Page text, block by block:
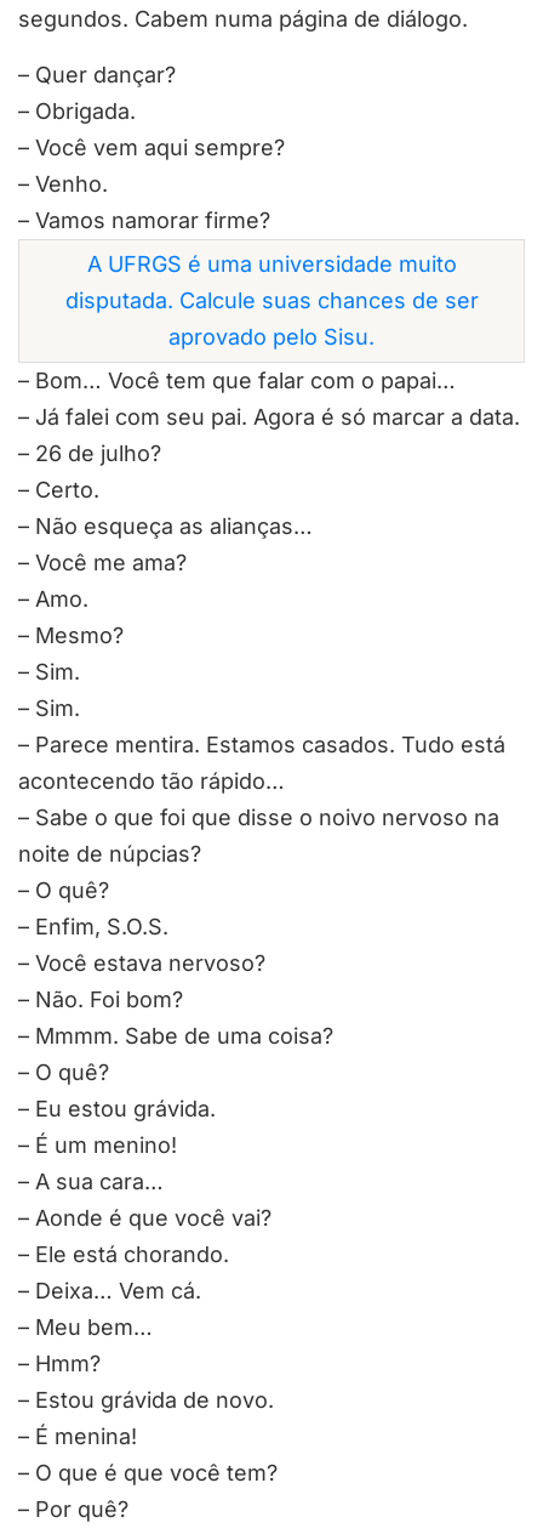
segundos. Cabem numa página de diálogo.
– Quer dançar?
– Obrigada.
– Você vem aqui sempre?
– Venho.
– Vamos namorar firme?
A UFRGS é uma universidade muito
disputada. Calcule suas chances de ser
aprovado pelo Sisu.
– Bom… Você tem que falar com o papai…
– Já falei com seu pai. Agora é só marcar a data.
– 26 de julho?
– Certo.
– Não esqueça as alianças…
– Você me ama?
– Amo.
– Mesmo?
– Sim.
– Sim.
– Parece mentira. Estamos casados. Tudo está
acontecendo tão rápido…
– Sabe o que foi que disse o noivo nervoso na
noite de núpcias?
– O quê?
– Enfim, S.O.S.
– Você estava nervoso?
– Não. Foi bom?
– Mmmm. Sabe de uma coisa?
– O quê?
– Eu estou grávida.
– É um menino!
– A sua cara…
– Aonde é que você vai?
– Ele está chorando.
– Deixa… Vem cá.
– Meu bem…
– Hmm?
– Estou grávida de novo.
– É menina!
– O que é que você tem?
– Por quê?